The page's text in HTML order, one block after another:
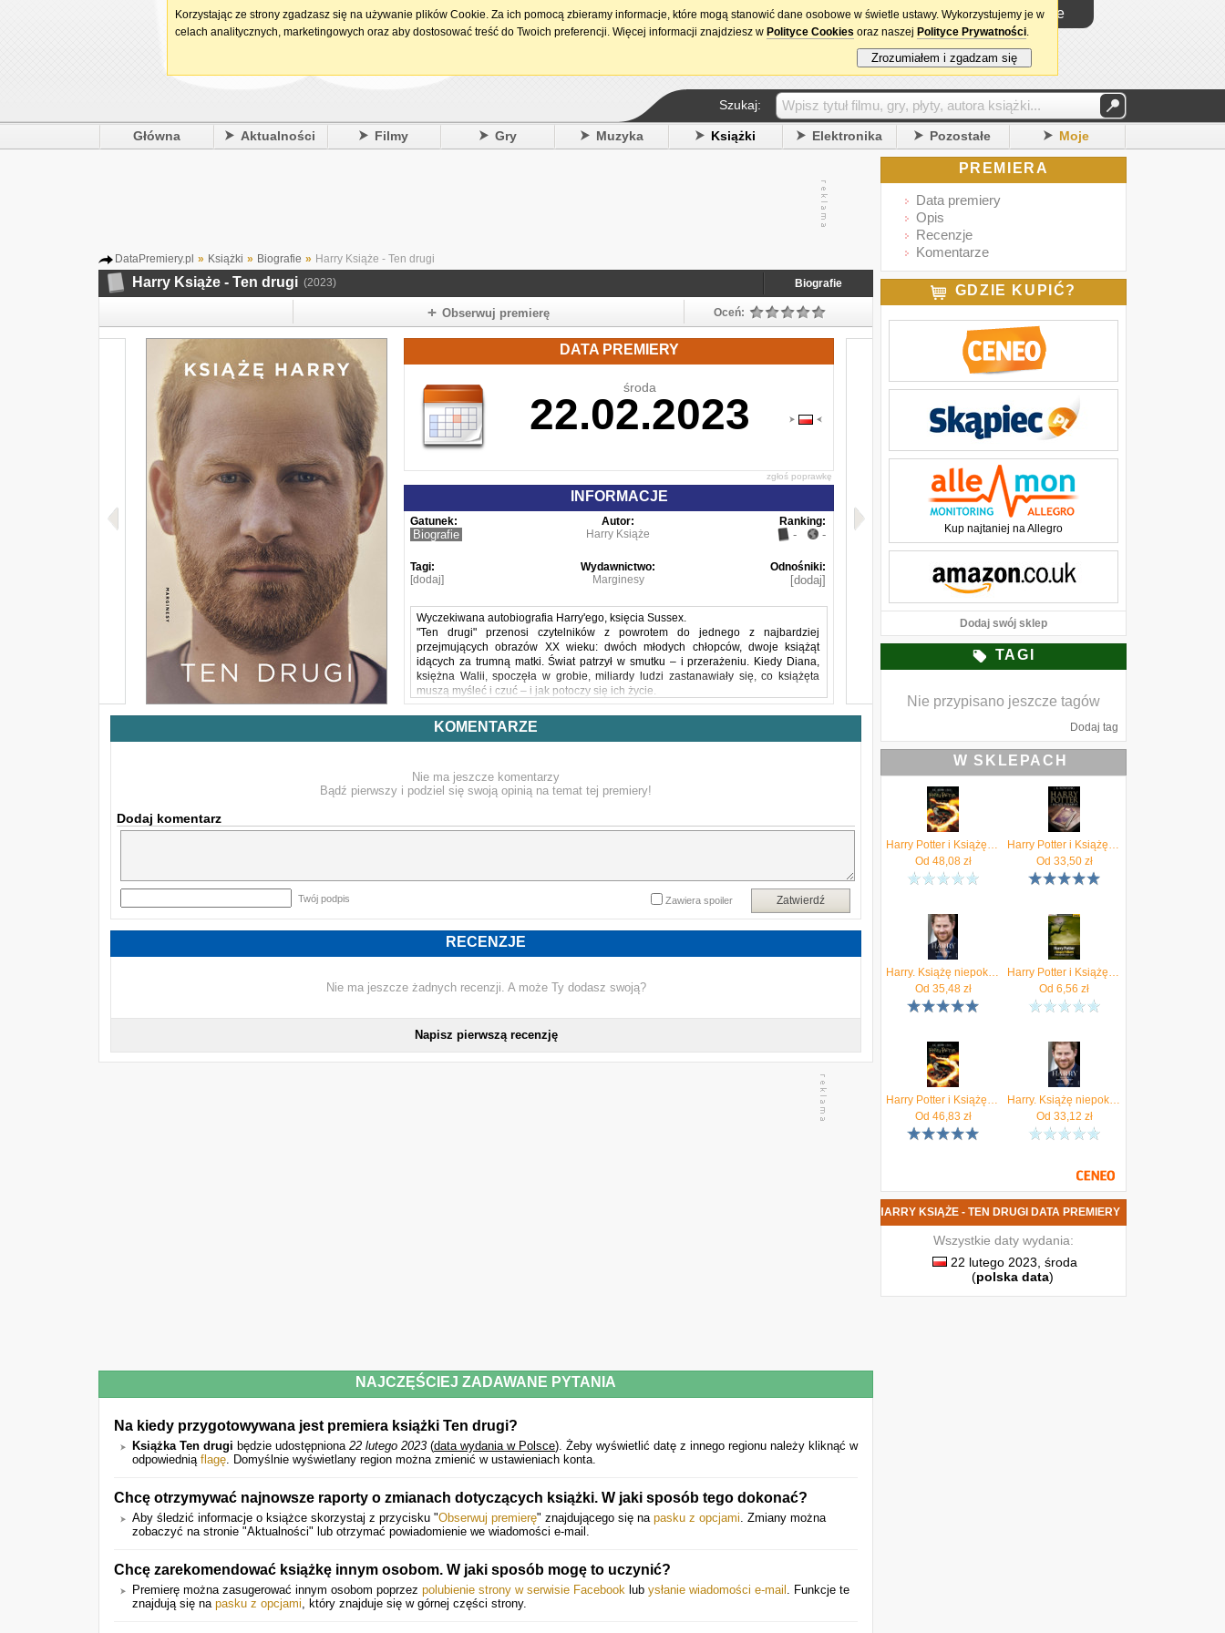
15. urodziny DataPremiery.pl Logowanie
Szukaj:
Główna Aktualności Filmy Gry Muzyka Książki Elektronika Pozostałe Moje
DataPremiery.pl » Książki » Biografie » Harry Książe - Ten drugi
Harry Książe - Ten drugi (2023) Biografie
Obserwuj premierę Oceń:
DATA PREMIERY
środa
22.02.2023
zgłoś poprawkę
INFORMACJE
Gatunek:
Biografie
Autor:
Harry Książe
Ranking:
- -
Tagi:
[dodaj]
Wydawnictwo:
Marginesy
Odnośniki:
[dodaj]
Wyczekiwana autobiografia Harry'ego, księcia Sussex.
"Ten drugi" przenosi czytelników z powrotem do jednego z najbardziej
przejmujących obrazów XX wieku: dwóch młodych chłopców, dwoje książąt
idących za trumną matki. Świat patrzył w smutku – i przerażeniu. Kiedy Diana,
księżna Walii, spoczęła w grobie, miliardy ludzi zastanawiały się, co książęta
muszą myśleć i czuć – i jak potoczy się ich życie.
Teraz Harry w końcu opowiada swoją historię.
"Ten drugi", książka pełna surowej, niezachwianej szczerości, jest na wielu
poziomach przełomowa dzięki przenikliwości, serii olśnień, samoanalizie i ciężko
Książę Harry pragnie wesprzeć brytyjskie organizacje charytatywne darowizną
płynącą z dochodu z publikacji książki Ten drugi. Książę Sussex przekazał 1, 5
chorobami przewlekłymi otrzymywały opiekę w domu zamiast w szpitalu.
Harry, książę Sussex, jest mężem, ojcem, działaczem humanitarnym i
ekologicznym, weteranem wojennym i ambasadorem zdrowia psychicznego.
Powyższy opis pochodzi od wydawcy.
KOMENTARZE
Nie ma jeszcze komentarzy
Bądź pierwszy i podziel się swoją opinią na temat tej premiery!
Dodaj komentarz
Twój podpis Zatwierdź
Zawiera spoiler
RECENZJE
Nie ma jeszcze żadnych recenzji. A może Ty dodasz swoją?
Napisz pierwszą recenzję
NAJCZĘŚCIEJ ZADAWANE PYTANIA
Na kiedy przygotowywana jest premiera książki Ten drugi?
Książka Ten drugi będzie udostępniona 22 lutego 2023 (data wydania w Polsce). Żeby wyświetlić datę z innego regionu należy kliknąć w
odpowiednią flagę. Domyślnie wyświetlany region można zmienić w ustawieniach konta.
Chcę otrzymywać najnowsze raporty o zmianach dotyczących książki. W jaki sposób tego dokonać?
Aby śledzić informacje o książce skorzystaj z przycisku "Obserwuj premierę" znajdującego się na pasku z opcjami. Zmiany można
zobaczyć na stronie "Aktualności" lub otrzymać powiadomienie we wiadomości e-mail.
Chcę zarekomendować książkę innym osobom. W jaki sposób mogę to uczynić?
Premierę można zasugerować innym osobom poprzez polubienie strony w serwisie Facebook lub ysłanie wiadomości e-mail . Funkcje te
znajdują się na pasku z opcjami, który znajduje się w górnej części strony.
PREMIERA
Data premiery
Opis
Recenzje
Komentarze
GDZIE KUPIĆ?
Kup najtaniej na Allegro
Dodaj swój sklep
TAGI
Nie przypisano jeszcze tagów
Dodaj tag
W SKLEPACH
Harry Potter i Książę Półkrwi. Tom 6
Od 48,08zł
Harry Potter i Książę Półkrwi. Tom 6. Czarna edycja
Od 33,50zł
Harry. Książę niepokorny
Od 35,48zł
Harry Potter i Książę Półkrwi - poradnik do gry - Michał "Wolfen" Basta
Od 6,56 zł
Harry Potter i Książę Półkrwi. Tom 6
Od 46,83 zł
Harry. Książę niepokorny mobi,epub Iwona Kienzler - ebook
Od 33,12 zł
NOWA KSIĄŻKA HARRY KSIĄŻE - TEN DRUGI DATA PREMIERY
Wszystkie daty wydania:
22 lutego 2023, środa
(polska data)
Korzystając ze strony zgadzasz się na używanie plików Cookie. Za ich pomocą zbieramy informacje, które mogą stanowić dane osobowe w świetle ustawy. Wykorzystujemy je w
celach analitycznych, marketingowych oraz aby dostosować treść do Twoich preferencji. Więcej informacji znajdziesz w Polityce Cookies oraz naszej Polityce Prywatności.
Zrozumiałem i zgadzam się